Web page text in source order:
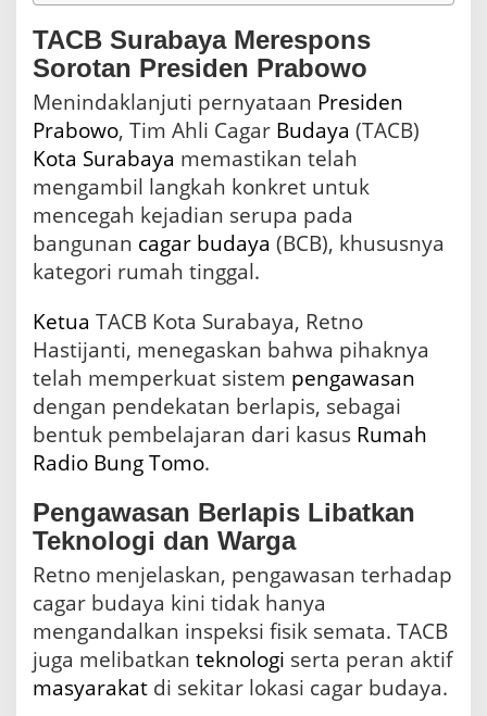
h
K
e
j
a
i
a
S
e
r
u
TACB Surabaya Merespons
Sorotan Presiden Prabowo
Menindaklanjuti pernyataan Presiden
Prabowo, Tim Ahli Cagar Budaya (TACB)
Kota Surabaya memastikan telah
mengambil langkah konkret untuk
mencegah kejadian serupa pada
bangunan cagar budaya (BCB), khususnya
kategori rumah tinggal.
Ketua TACB Kota Surabaya, Retno
Hastijanti, menegaskan bahwa pihaknya
telah memperkuat sistem pengawasan
dengan pendekatan berlapis, sebagai
bentuk pembelajaran dari kasus Rumah
Radio Bung Tomo.
Pengawasan Berlapis Libatkan
Teknologi dan Warga
Retno menjelaskan, pengawasan terhadap
cagar budaya kini tidak hanya
mengandalkan inspeksi fisik semata. TACB
juga melibatkan teknologi serta peran aktif
masyarakat di sekitar lokasi cagar budaya.